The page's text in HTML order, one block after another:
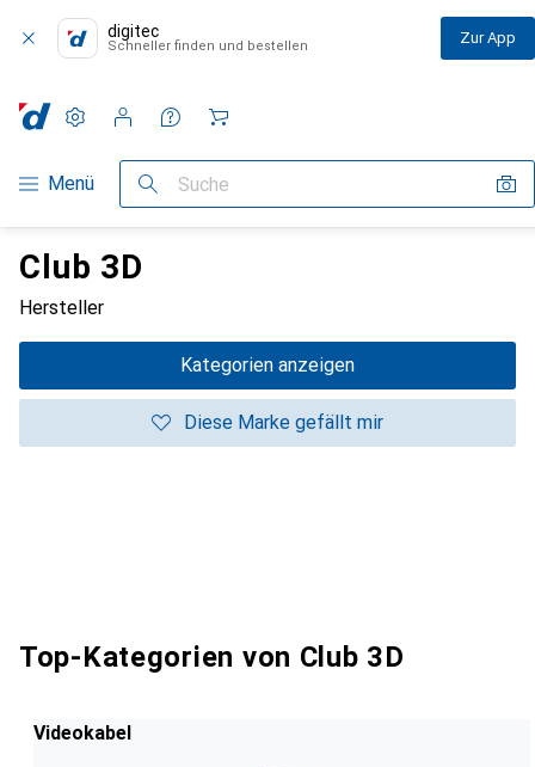
digitec
Schneller finden und bestellen Zur App
Navigation nach Kategorien
Menü Suche
Einstellungen
Kundenkonto
Vergleichslisten
Merklisten
Warenkorb
Club 3D
Hersteller
Kategorien anzeigen
Diese Marke gefällt mir
Top-Kategorien von Club 3D
Videokabel